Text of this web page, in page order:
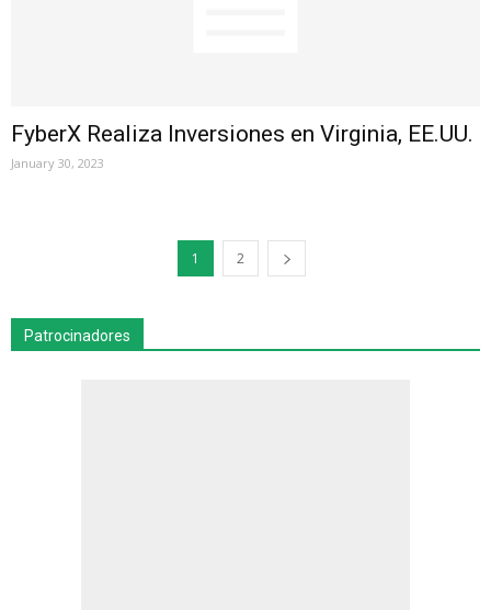
FyberX Realiza Inversiones en Virginia, EE.UU.
January 30, 2023
1 2
Patrocinadores